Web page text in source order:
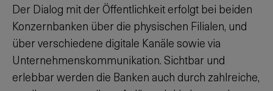
Der Dialog mit der Öffentlichkeit erfolgt bei beiden
Konzernbanken über die physischen Filialen, und
über verschiedene digitale Kanäle sowie via
Unternehmenskommunikation. Sichtbar und
erlebbar werden die Banken auch durch zahlreiche,